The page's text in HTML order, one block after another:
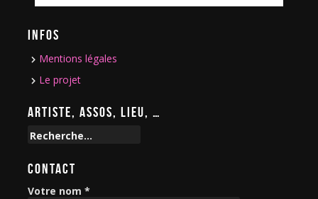
INFOS
Mentions légales
Le projet
ARTISTE, ASSOS, LIEU, …
R
c
h
e
CONTACT
Votre nom *